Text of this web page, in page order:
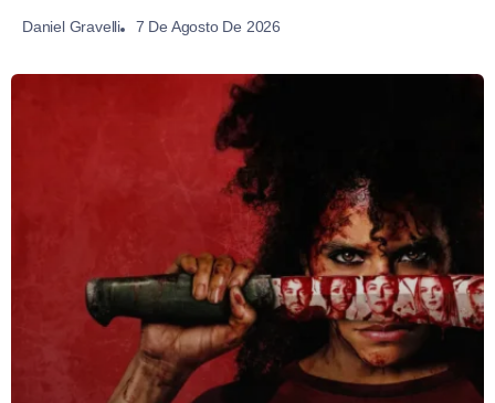
Daniel Gravelli 7 De Agosto De 2026